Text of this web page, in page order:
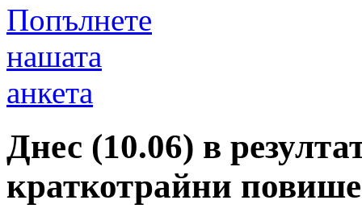
Попълнете
нашата
анкета
Днес (10.06) в
краткотрайни